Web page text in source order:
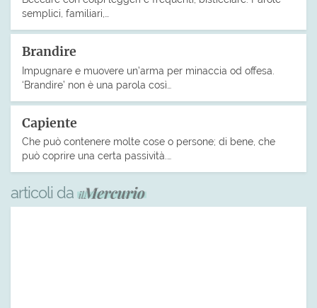
semplici, familiari,…
Brandire
Impugnare e muovere un’arma per minaccia od offesa.
‘Brandire’ non è una parola così…
Capiente
Che può contenere molte cose o persone; di bene, che
può coprire una certa passività.…
articoli da